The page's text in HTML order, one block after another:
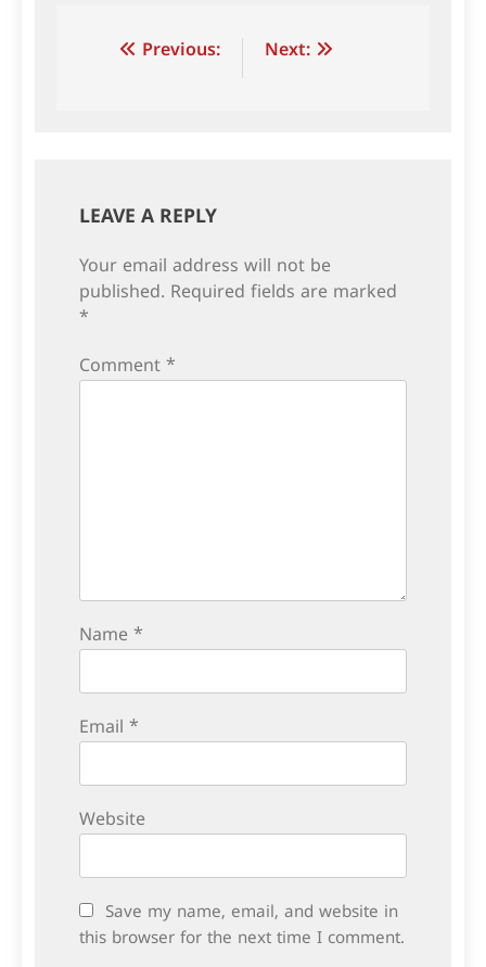
Post Previous: Next:
LEAVE A REPLY
Your email address will not be
published. Required fields are marked
*
Comment *
Name *
Email *
Website
Save my name, email, and website in
this browser for the next time I comment.